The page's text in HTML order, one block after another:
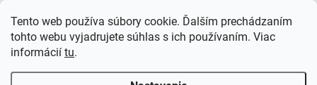
Tento web používa súbory cookie. Ďalším prechádzaním
tohto webu vyjadrujete súhlas s ich používaním. Viac
informácií tu.
✦ WLED Project ✦ https://kno.wled.ge ✦